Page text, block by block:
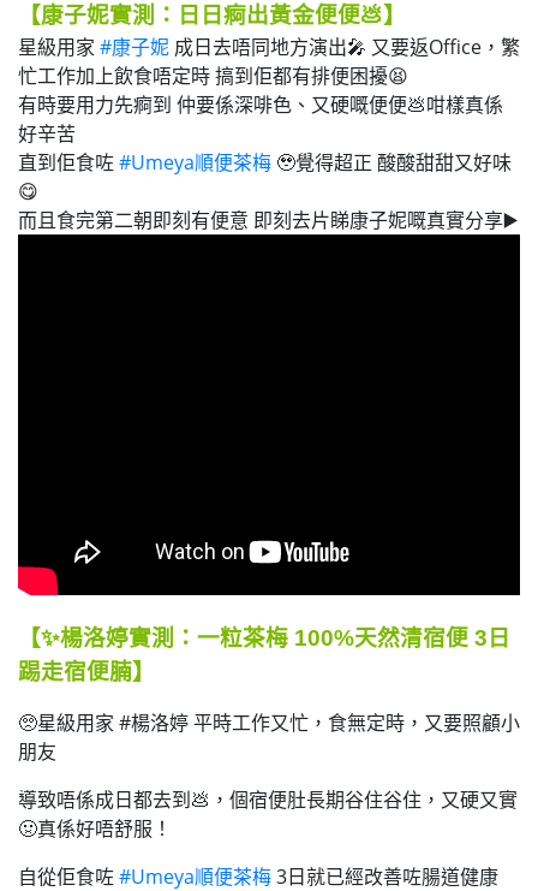
【康子妮實測：日日痾出黃金便便💩】
星級用家 #康子妮 成日去唔同地方演出🎤 又要返Office，繁
忙工作加上飲食唔定時 搞到佢都有排便困擾😫
有時要用力先痾到 仲要係深啡色、又硬嘅便便💩咁樣真係
好辛苦 ​
直到佢食咗#Umeya順便茶梅 🥹覺得超正 酸酸甜甜又好味
😋
而且食完第二朝即刻有便意 即刻去片睇康子妮嘅真實分享▶️
【✨楊洛婷實測：一粒茶梅 100%天然清宿便 3日
踢走宿便腩】
🥺星級用家 #楊洛婷 平時工作又忙，食無定時，又要照顧小
朋友
導致唔係成日都去到💩 ，個宿便肚長期谷住谷住，又硬又實
🤢真係好唔舒服！
自從佢食咗#Umeya順便茶梅3日就已經改善咗腸道健康